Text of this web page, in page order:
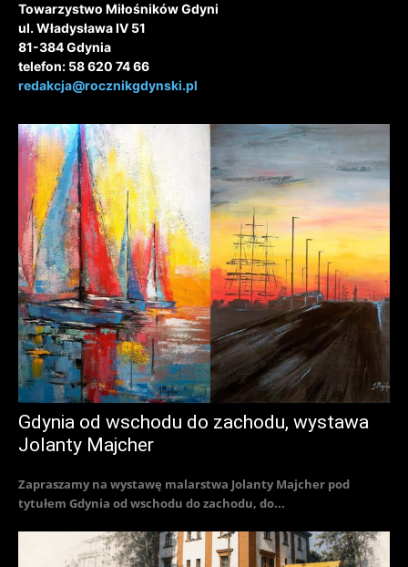
Towarzystwo Miłośników Gdyni
ul. Władysława IV 51
81-384 Gdynia
telefon: 58 620 74 66
redakcja@rocznikgdynski.pl
Gdynia od wschodu do zachodu, wystawa
Jolanty Majcher
Zapraszamy na wystawę malarstwa Jolanty Majcher pod
tytułem Gdynia od wschodu do zachodu, do...